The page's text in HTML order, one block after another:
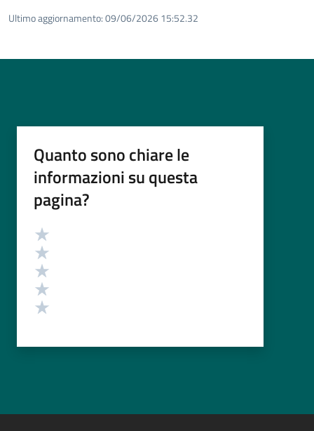
Ultimo aggiornamento:09/06/2026 15:52.32
Quanto sono chiare le
informazioni su questa
pagina?
Valutazione